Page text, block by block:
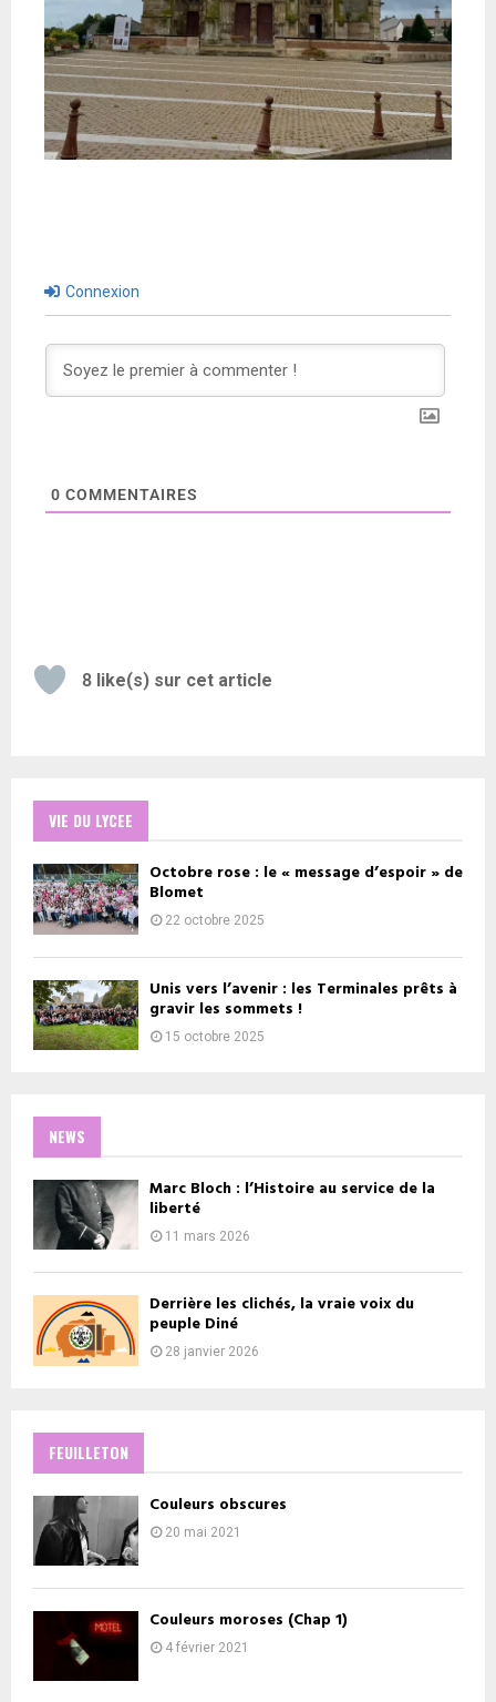
Connexion
0 COMMENTAIRES
8 like(s) sur cet article
VIE DU LYCEE
Octobre rose : le « message d’espoir » de
Blomet
22 octobre 2025
Unis vers l’avenir : les Terminales prêts à
gravir les sommets !
15 octobre 2025
NEWS
Marc Bloch : l’Histoire au service de la
liberté
11 mars 2026
Derrière les clichés, la vraie voix du
peuple Diné
28 janvier 2026
FEUILLETON
Couleurs obscures
20 mai 2021
Couleurs moroses (Chap 1)
4 février 2021